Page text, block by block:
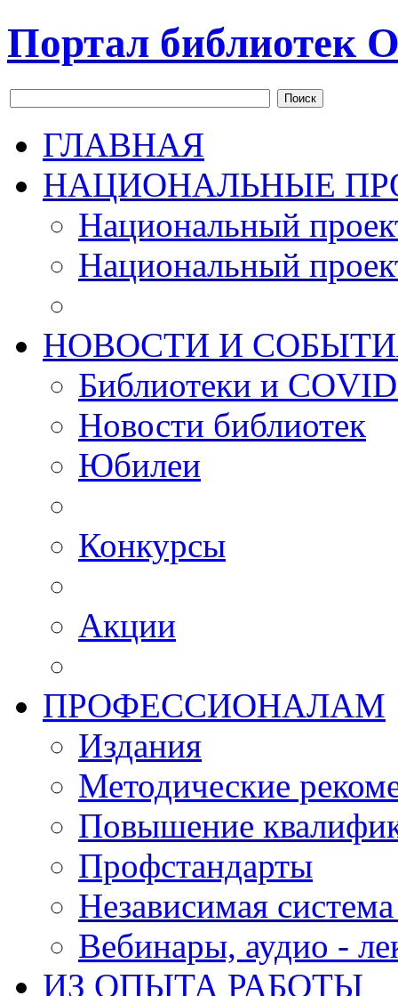
Портал библиотек
Поиск
ГЛАВНАЯ
НАЦИОНАЛЬНЫЕ
Национальный
Национальный
НОВОСТИ И
Библиотеки и
Новости библиотек
Юбилеи
Конкурсы
Акции
ПРОФЕССИОНАЛАМ
Издания
Методические
Повышение
Профстандарты
Независимая
Вебинары, аудио -
ИЗ ОПЫТА РАБОТЫ